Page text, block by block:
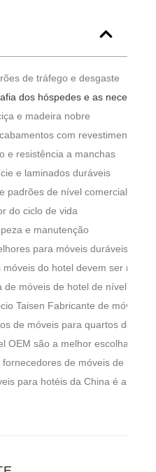
de tráfego e desgaste
dos hóspedes e as
e madeira nobre
com revestimento em
e resistência a manchas
e laminados duráveis
padrões de nível comercial
do ciclo de vida
e manutenção
para móveis duráveis ​​de
do hotel devem ser
de móveis de hotel de nível
Taisen Fabricante de móveis?
de móveis para quartos de
OEM são a melhor escolha
de móveis de
para hotéis da China é a